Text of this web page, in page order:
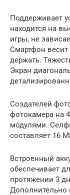
Поддерживает
находится на
игры, не
Смартфон весит
держать.
Экран
Создателей
фотокамера на
модулями.
составляет 16
Встроенный
обеспечивает
протяжении 3
Дополнительно